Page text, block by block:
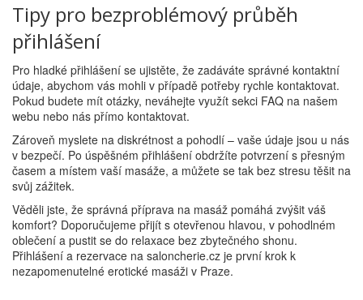
Tipy pro bezproblémový průběh
přihlášení
Pro hladké přihlášení se ujistěte, že zadáváte správné kontaktní
údaje, abychom vás mohli v případě potřeby rychle kontaktovat.
Pokud budete mít otázky, neváhejte využít sekci FAQ na našem
webu nebo nás přímo kontaktovat.
Zároveň myslete na diskrétnost a pohodlí – vaše údaje jsou u nás
v bezpečí. Po úspěšném přihlášení obdržíte potvrzení s přesným
časem a místem vaší masáže, a můžete se tak bez stresu těšit na
svůj zážitek.
Věděli jste, že správná příprava na masáž pomáhá zvýšit váš
komfort? Doporučujeme přijít s otevřenou hlavou, v pohodlném
oblečení a pustit se do relaxace bez zbytečného shonu.
Přihlášení a rezervace na saloncherie.cz je první krok k
nezapomenutelné erotické masáži v Praze.